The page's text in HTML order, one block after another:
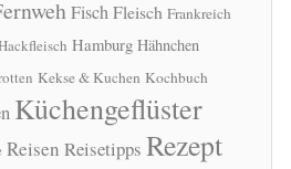
FischFleisch Frankreich
Hamburg Hähnchen
Kekse & Kuchen Kochbuch
Küchengeflüster
Reisen Reisetipps Rezept